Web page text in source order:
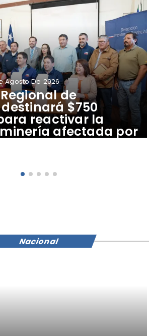
de
$750
reactivar la
afectada por
Agosto De 2026
Nacional